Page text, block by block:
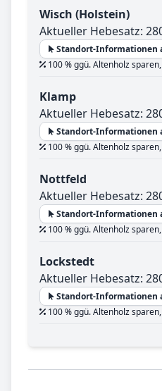
Wisch (Holstein)
Aktueller Hebesatz:
Standort-Informationen
100 % ggü. Altenholz sparen,
Klamp
Aktueller Hebesatz:
Standort-Informationen
100 % ggü. Altenholz sparen,
Nottfeld
Aktueller Hebesatz:
Standort-Informationen
100 % ggü. Altenholz sparen,
Lockstedt
Aktueller Hebesatz:
Standort-Informationen
100 % ggü. Altenholz sparen,